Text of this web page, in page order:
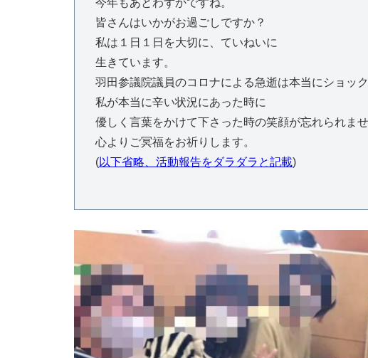
今年もあとわずかですね。
皆さんはいかがお過ごしですか？
私は１日１日を大切に、ていねいに
生きています。
羽田参議院議員のコロナによる急逝は本当にショッ
私が本当に辛い状況にあった時に
優しく言葉をかけて下さった時の笑顔が忘れられませ
心よりご冥福をお祈りします。
(以下省略、活動報告をダラダラと記載)